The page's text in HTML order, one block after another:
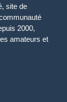
site de
2000,
amateurs et